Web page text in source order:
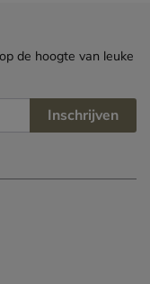
de hoogte van leuke
Inschrijven